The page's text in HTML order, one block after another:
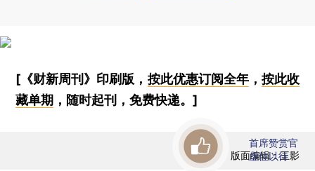
[《财新周刊》印刷版， 按此优惠订阅全年， 按此收
藏单期 ，随时起刊，免费快递。]
版面编辑：王影
首席赞赏官
虚位以待